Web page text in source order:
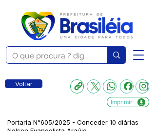
Voltar
Imprimir
Portaria N°605/2025 - Conceder 10 diárias